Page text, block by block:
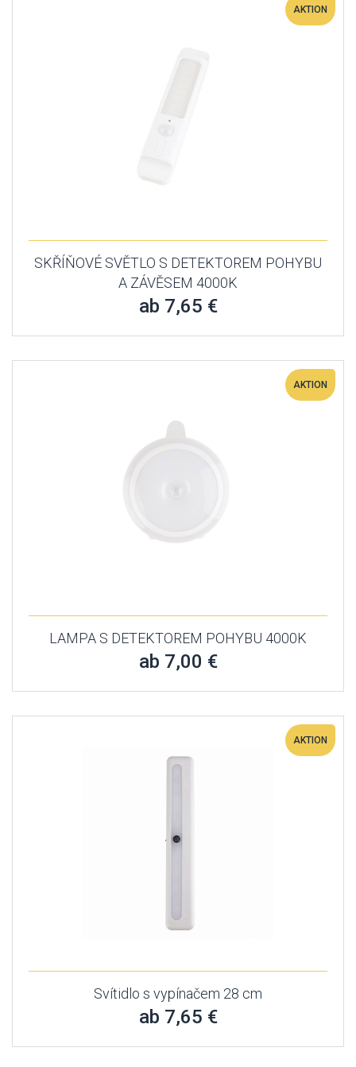
AKTION
SKŘÍŇOVÉ SVĚTLO S DETEKTOREM POHYBU
A ZÁVĚSEM 4000K
ab 7,65 €
AKTION
LAMPA S DETEKTOREM POHYBU 4000K
ab 7,00 €
AKTION
Svítidlo s vypínačem 28 cm
ab 7,65 €